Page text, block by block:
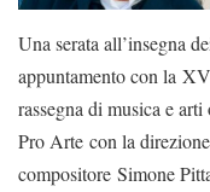
Una serata all’insegna
appuntamento con la
rassegna di musica e
Pro Arte con la
compositore Simone